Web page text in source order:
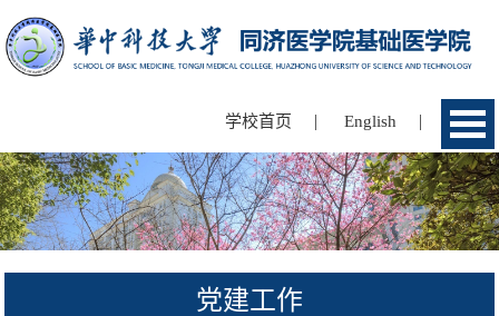
学校首页 | English |
党建工作